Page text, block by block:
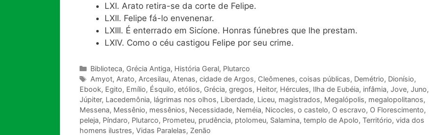
LXI. Arato retira-se da corte de Felipe.
LXII. Felipe fá-lo envenenar.
LXIII. É enterrado em Sicíone. Honras fúnebres que lhe prestam.
LXIV. Como o céu castigou Felipe por seu crime.
Categorias
Biblioteca, Grécia Antiga, História Geral, Plutarco
Tags
Amyot, Arato, Arcesilau, Atenas, cidade de Argos, Cleômenes, coisas públicas, Demétrio, Dionísio,
Ebook, Egito, Emílio, Ésquilo, etólios, Grécia, gregos, Heitor, Hércules, Ilha de Eubéia, infâmia, Jove, Juno,
Júpiter, Lacedemônia, lágrimas nos olhos, Liberdade, Liceu, magistrados, Megalópolis, megalopolitanos,
Messena, Messênio, messênios, Necessidade, Neméia, Nicocles, o castelo, O escravo, O Florescimento,
peleja, Píndaro, Plutarco, Prometeu, prudência, ptolomeu, Salamina, templo de Apolo, Território, vida dos
homens ilustres, Vidas Paralelas, Zenão